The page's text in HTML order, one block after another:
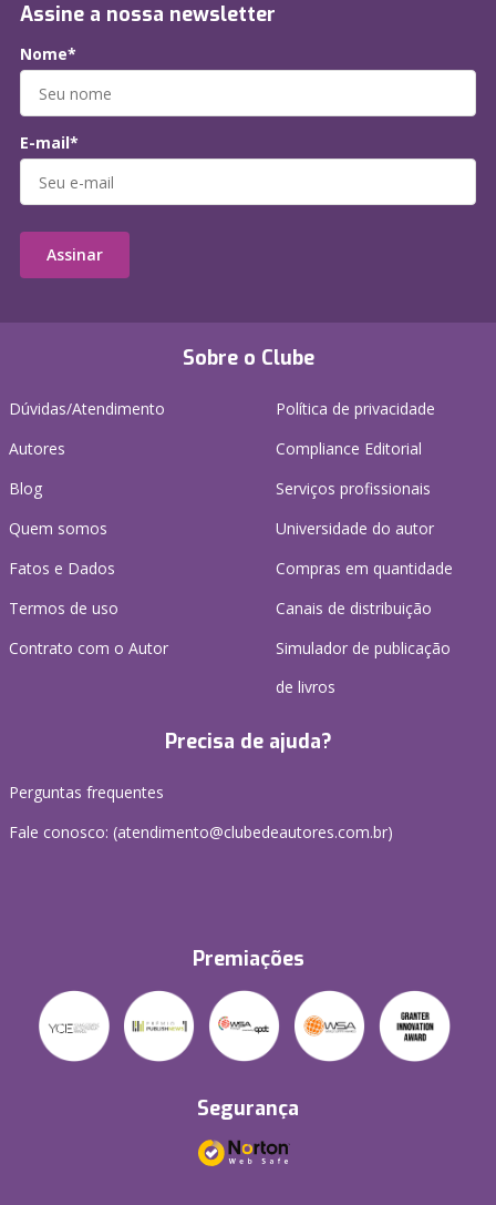
Sobre o Clube
Dúvidas/Atendimento
Autores
Blog
Quem somos
Fatos e Dados
Termos de uso
Contrato com o Autor
Política de privacidade
Compliance Editorial
Serviços profissionais
Universidade do autor
Compras em quantidade
Canais de distribuição
Simulador de publicação
de livros
Precisa de ajuda?
Perguntas frequentes
Fale conosco: (atendimento@clubedeautores.com.br)
Premiações
Segurança
Assine a nossa newsletter
Nome*
E-mail*
Assinar